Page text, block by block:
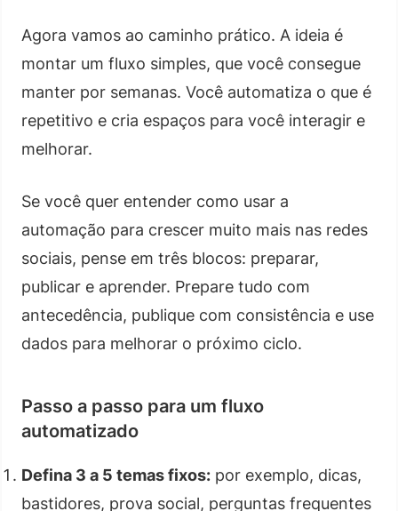
Agora vamos ao caminho prático. A ideia é
montar um fluxo simples, que você consegue
manter por semanas. Você automatiza o que é
repetitivo e cria espaços para você interagir e
melhorar.
Se você quer entender como usar a
automação para crescer muito mais nas redes
sociais, pense em três blocos: preparar,
publicar e aprender. Prepare tudo com
antecedência, publique com consistência e use
dados para melhorar o próximo ciclo.
Passo a passo para um fluxo
automatizado
Defina 3 a 5 temas fixos: por exemplo, dicas,
bastidores, prova social, perguntas frequentes